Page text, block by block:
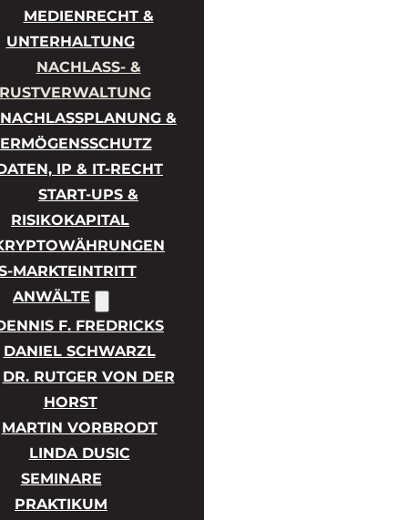
MEDIENRECHT &
UNTERHALTUNG
NACHLASS- &
NACHLASSPLANUNG &
IP & IT-RECHT
START-UPS &
RISIKOKAPITAL
MARKTEINTRITT
ANWÄLTE
F. FREDRICKS
DANIEL SCHWARZL
DR. RUTGER VON DER
HORST
MARTIN VORBRODT
LINDA DUSIC
SEMINARE
PRAKTIKUM